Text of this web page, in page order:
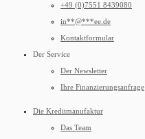
+49 (0)7551 8439080
in**@***ee.de
Kontaktformular
Der Service
Der Newsletter
Ihre Finanzierungsanfrage
Die Kreditmanufaktur
Das Team